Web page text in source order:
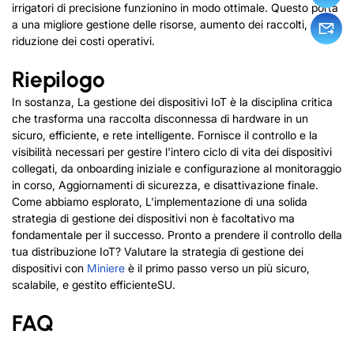
irrigatori di precisione funzionino in modo ottimale. Questo porta
a una migliore gestione delle risorse, aumento dei raccolti, e
riduzione dei costi operativi.
Riepilogo
In sostanza, La gestione dei dispositivi IoT è la disciplina critica
che trasforma una raccolta disconnessa di hardware in un
sicuro, efficiente, e rete intelligente. Fornisce il controllo e la
visibilità necessari per gestire l'intero ciclo di vita dei dispositivi
collegati, da onboarding iniziale e configurazione al monitoraggio
in corso, Aggiornamenti di sicurezza, e disattivazione finale.
Come abbiamo esplorato, L'implementazione di una solida
strategia di gestione dei dispositivi non è facoltativo ma
fondamentale per il successo. Pronto a prendere il controllo della
tua distribuzione IoT? Valutare la strategia di gestione dei
dispositivi con Miniere è il primo passo verso un più sicuro,
scalabile, e gestito efficienteSU.
FAQ